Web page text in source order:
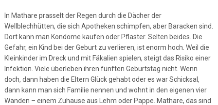
In Mathare prasselt der Regen durch die Dächer der
Wellblechhütten, die sich Apotheken schimpfen, aber Baracken sind.
Dort kann man Kondome kaufen oder Pflaster. Selten beides. Die
Gefahr, ein Kind bei der Geburt zu verlieren, ist enorm hoch. Weil die
Kleinkinder im Dreck und mit Fäkalien spielen, steigt das Risiko einer
Infektion. Viele überleben ihren fünften Geburtstag nicht. Wenn
doch, dann haben die Eltern Glück gehabt oder es war Schicksal,
dann kann man sich Familie nennen und wohnt in den eigenen vier
Wänden – einem Zuhause aus Lehm oder Pappe. Mathare, das sind